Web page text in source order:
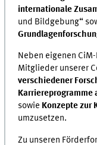
internationale
und Bildgebung“
Neben eigenen
Mitglieder unserer
verschiedener
Karriereprogramme
sowie Konzepte zur
umzusetzen.
Zu unseren